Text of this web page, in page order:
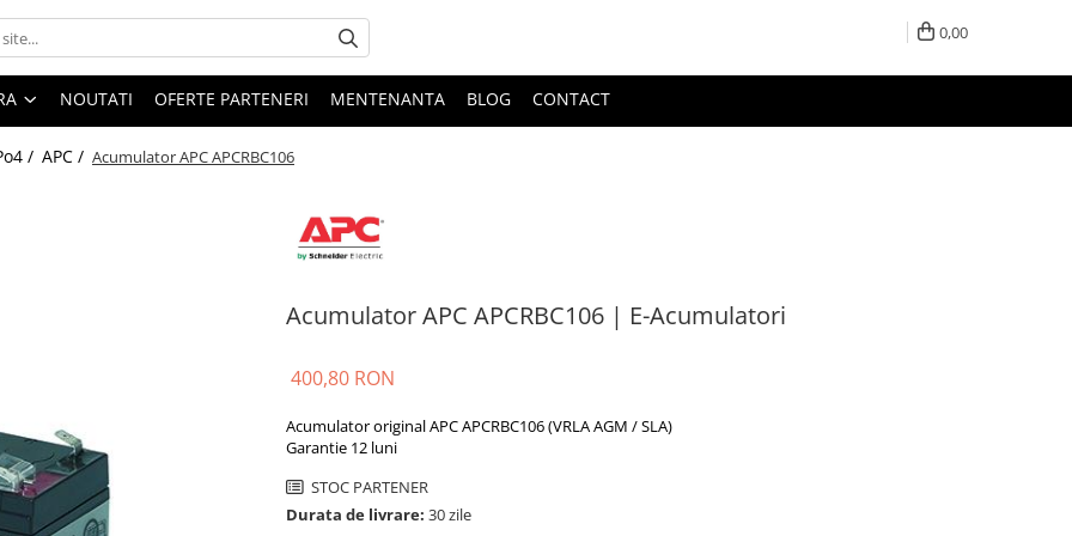
0,00
NOUTATI OFERTE PARTENERI MENTENANTA BLOG CONTACT
/ APC / Acumulator APC APCRBC106
Acumulator APC APCRBC106 | E-Acumulatori
400,80 RON
Acumulator original APC APCRBC106 (VRLA AGM / SLA)
Garantie 12 luni
STOC PARTENER
Durata de livrare: 30 zile